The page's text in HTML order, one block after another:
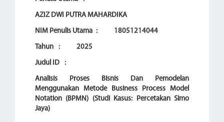
AZIZ DWI PUTRA MAHARDIKA
NIM Penulis Utama : 18051214044
Tahun : 2025
Judul ID :
Analisis Proses Bisnis Dan Pemodelan
Menggunakan Metode Business Process Model
Notation (BPMN) (Studi Kasus: Percetakan Simo
Jaya)